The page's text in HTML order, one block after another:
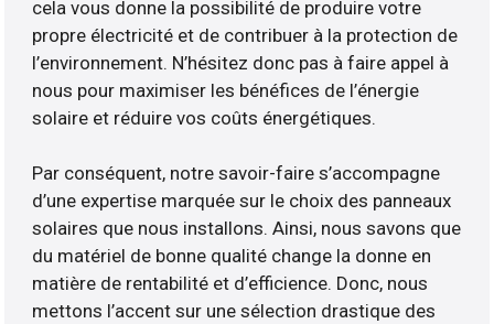
cela vous donne la possibilité de produire votre
propre électricité et de contribuer à la protection de
l’environnement. N’hésitez donc pas à faire appel à
nous pour maximiser les bénéfices de l’énergie
solaire et réduire vos coûts énergétiques.
Par conséquent, notre savoir-faire s’accompagne
d’une expertise marquée sur le choix des panneaux
solaires que nous installons. Ainsi, nous savons que
du matériel de bonne qualité change la donne en
matière de rentabilité et d’efficience. Donc, nous
mettons l’accent sur une sélection drastique des